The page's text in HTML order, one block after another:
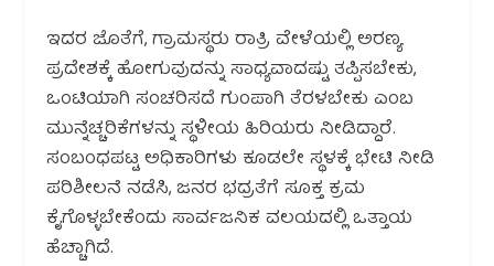
ಇದರ ಜೊತೆಗೆ, ಗ್ರಾಮಸ್ಥರು ರಾತ್ರಿ ವೇಳೆಯಲ್ಲಿ ಅರಣ್ಯ
ಪ್ರದೇಶಕ್ಕೆ ಹೋಗುವುದನ್ನು ಸಾಧ್ಯವಾದಷ್ಟು ತಪ್ಪಿಸಬೇಕು,
ಒಂಟಿಯಾಗಿ ಸಂಚರಿಸದೆ ಗುಂಪಾಗಿ ತೆರಳಬೇಕು ಎಂಬ
ಮುನ್ನೆಚ್ಚರಿಕೆಗಳನ್ನು ಸ್ಥಳೀಯ ಹಿರಿಯರು ನೀಡಿದ್ದಾರೆ.
ಸಂಬಂಧಪಟ್ಟ ಅಧಿಕಾರಿಗಳು ಕೂಡಲೇ ಸ್ಥಳಕ್ಕೆ ಭೇಟಿ ನೀಡಿ
ಪರಿಶೀಲನೆ ನಡೆಸಿ, ಜನರ ಭದ್ರತೆಗೆ ಸೂಕ್ತ ಕ್ರಮ
ಕೈಗೊಳ್ಳಬೇಕೆಂದು ಸಾರ್ವಜನಿಕ ವಲಯದಲ್ಲಿ ಒತ್ತಾಯ
ಹೆಚ್ಚಾಗಿದೆ.